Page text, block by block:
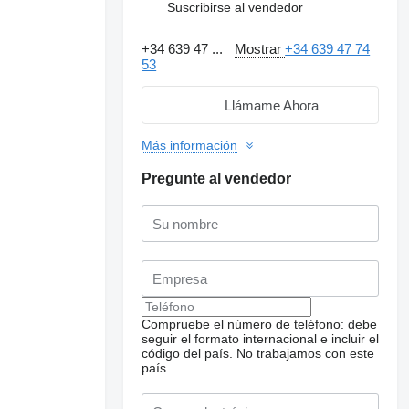
Suscribirse al vendedor
+34 639 47 ... Mostrar+34 639 47 74
53
Llámame Ahora
Más información
Pregunte al vendedor
Compruebe el número de teléfono: debe
seguir el formato internacional e incluir el
código del país. No trabajamos con este
país